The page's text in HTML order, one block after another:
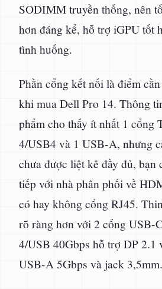
SODIMM truyền thống, nên
hơn đáng kể, hỗ trợ iGPU tốt
tình huống.
Phần cổng kết nối là điểm
khi mua Dell Pro 14. Thông
phẩm cho thấy ít nhất 1 cổng
4/USB4 và 1 USB-A, nhưng
chưa được liệt kê đầy đủ, bạn
tiếp với nhà phân phối về
có hay không cổng RJ45.
rõ ràng hơn với 2 cổng USB-
4/USB 40Gbps hỗ trợ DP 2.1
USB-A 5Gbps và jack 3,5mm.